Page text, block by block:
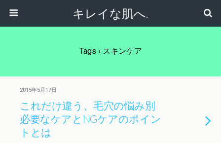
キレイな肌へ.
Tags › スキンケア
2015年5月17日
これだけ違う、毛穴の悩み別
必要なケアとNGケアのポイン
トとは